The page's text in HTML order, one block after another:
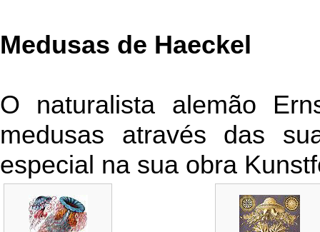
Medusas de Haeckel
O naturalista alemão
medusas através das
especial na sua obra